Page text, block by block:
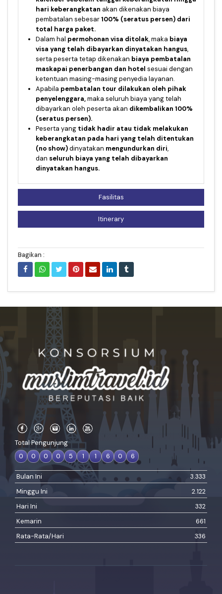
hari keberangkatan akan dikenakan biaya
pembatalan sebesar100% (seratus persen) dari
total harga paket.
Dalam hal permohonan visa ditolak, maka biaya
visa yang telah dibayarkan dinyatakan hangus,
serta peserta tetap dikenakan biaya pembatalan
maskapai penerbangan dan hotel sesuai dengan
ketentuan masing-masing penyedia layanan.
Apabila pembatalan tour dilakukan oleh pihak
penyelenggara,maka seluruh biaya yang telah
dibayarkan oleh peserta akan dikembalikan 100%
(seratus persen).
Peserta yang tidak hadir atau tidak melakukan
keberangkatan pada hari yang telah ditentukan
(no show)dinyatakan mengundurkan diri,
dan seluruh biaya yang telah dibayarkan
dinyatakan hangus.
Fasilitas
Itinerary
Bagikan :
Total Pengunjung
0
0 0 0 5 1 1 6 0 6
Bulan Ini
3.333
Minggu Ini
2.122
Hari Ini
332
Kemarin
661
Rata-Rata/Hari
336